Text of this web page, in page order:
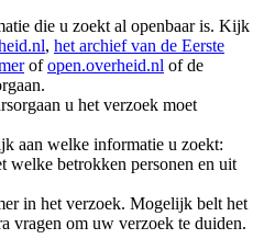
die u zoekt al openbaar is. Kijk
, het archief van de Eerste
ofopen.overheid.nl of de
u het verzoek moet
aan welke informatie u zoekt:
welke betrokken personen en uit
in het verzoek. Mogelijk belt het
vragen om uw verzoek te duiden.